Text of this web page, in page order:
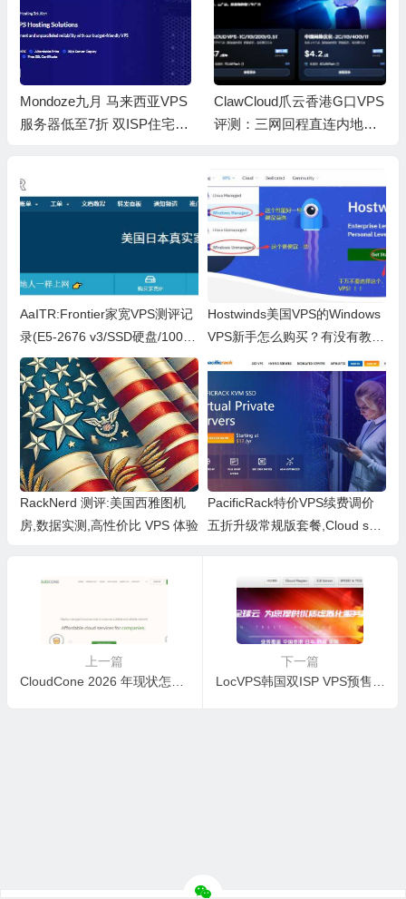
Mondoze九月 马来西亚VPS
服务器低至7折 双ISP住宅服
ClawCloud爪云香港G口VPS
评测：三网回程直连内地，
AaITR:Frontier家宽VPS测评记
录(E5-2676 v3/SSD硬盘/100M
带宽)
Hostwinds美国VPS的Windows
VPS新手怎么购买？有没有教程
啊？
RackNerd 测评:美国西雅图机
房,数据实测,高性价比 VPS 体验
PacificRack特价VPS续费调价
五折升级常规版套餐,Cloud ser
上一篇
下一篇